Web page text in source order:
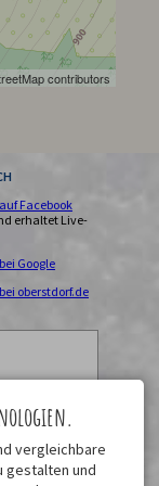
contributors
Facebook
erhaltet Live-
Google
oberstdorf.de
vergleichbare
gestalten und